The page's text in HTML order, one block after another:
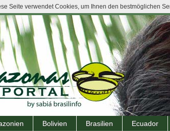
Bolivien Brasilien Ecuador
Seite verwendet Cookies, um Ihnen den bestmöglichen